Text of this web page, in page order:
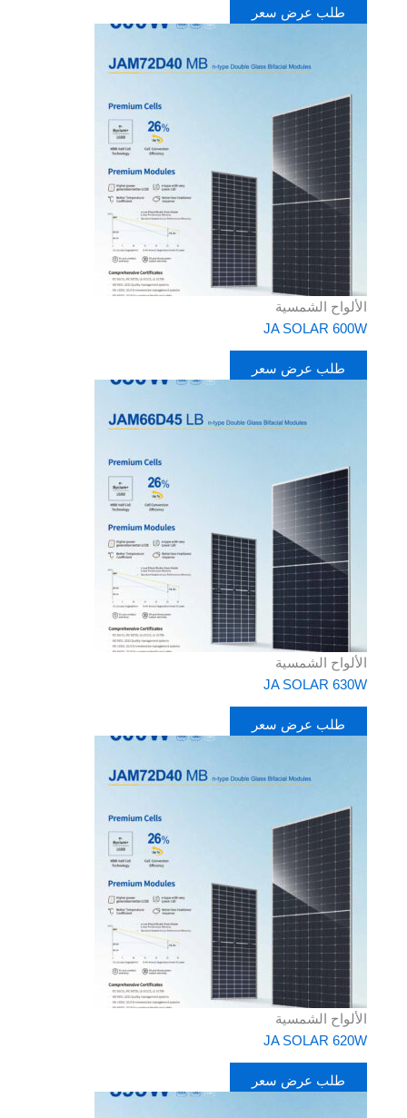
طلب عرض سعر
الألواح الشمسية
JA SOLAR 600W
طلب عرض سعر
الألواح الشمسية
JA SOLAR 630W
طلب عرض سعر
الألواح الشمسية
JA SOLAR 620W
طلب عرض سعر